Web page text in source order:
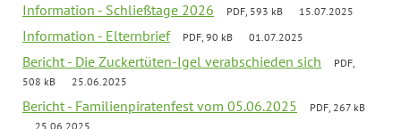
Information - Schließtage 2026 PDF, 593 kB 15.07.2025
Information - Elternbrief PDF, 90 kB 01.07.2025
Bericht - Die Zuckertüten-Igel verabschieden sich
PDF,
508 kB
25.06.2025
Bericht - Familienpiratenfest vom 05.06.2025
PDF, 267 kB
25.06.2025